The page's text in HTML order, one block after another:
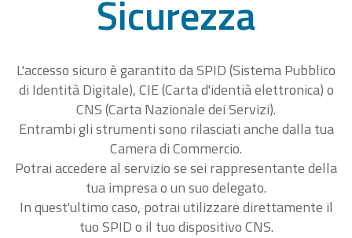
Sicurezza
L'accesso sicuro è garantito da SPID (Sistema Pubblico
di Identità Digitale), CIE (Carta d'identià elettronica) o
CNS (Carta Nazionale dei Servizi).
Entrambi gli strumenti sono rilasciati anche dalla tua
Camera di Commercio.
Potrai accedere al servizio se sei rappresentante della
tua impresa o un suo delegato.
In quest'ultimo caso, potrai utilizzare direttamente il
tuo SPID o il tuo dispositivo CNS.